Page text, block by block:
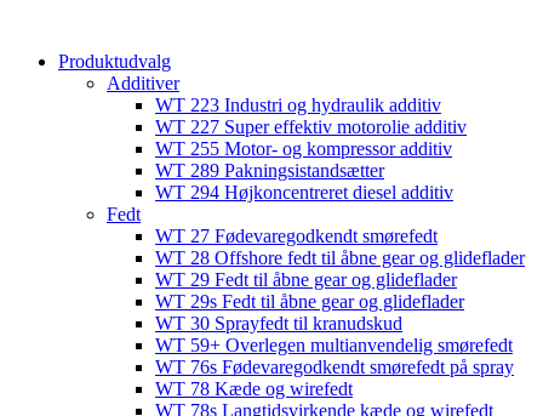
Produktudvalg
Additiver
WT 223 Industri og hydraulik additiv
WT 227 Super effektiv motorolie additiv
WT 255 Motor- og kompressor additiv
WT 289 Pakningsistandsætter
WT 294 Højkoncentreret diesel additiv
Fedt
WT 27 Fødevaregodkendt smørefedt
WT 28 Offshore fedt til åbne gear og glideflader
WT 29 Fedt til åbne gear og glideflader
WT 29s Fedt til åbne gear og glideflader
WT 30 Sprayfedt til kranudskud
WT 59+ Overlegen multianvendelig smørefedt​​
WT 76s Fødevaregodkendt smørefedt på spray​
WT 78 Kæde og wirefedt​
WT 78s Langtidsvirkende kæde og wirefedt​